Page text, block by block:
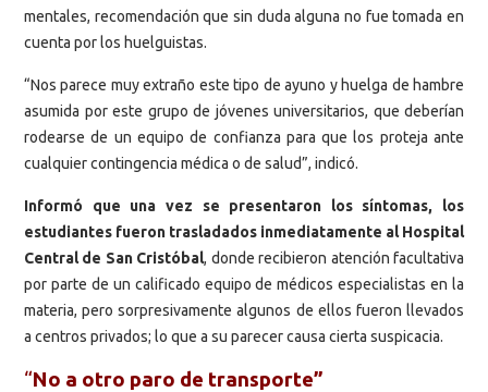
mentales, recomendación que sin duda alguna no fue tomada en
cuenta por los huelguistas.
“Nos parece muy extraño este tipo de ayuno y huelga de hambre
asumida por este grupo de jóvenes universitarios, que deberían
rodearse de un equipo de confianza para que los proteja ante
cualquier contingencia médica o de salud”, indicó.
Informó que una vez se presentaron los síntomas, los
estudiantes fueron trasladados inmediatamente al Hospital
Central de San Cristóbal, donde recibieron atención facultativa
por parte de un calificado equipo de médicos especialistas en la
materia, pero sorpresivamente algunos de ellos fueron llevados
a centros privados; lo que a su parecer causa cierta suspicacia.
“No a otro paro de transporte”